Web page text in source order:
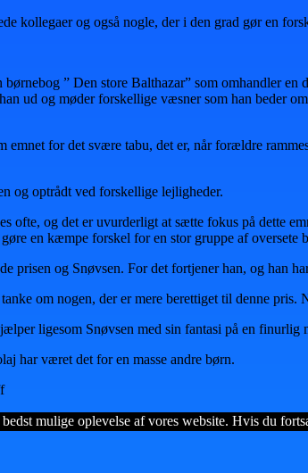
kollegaer og også nogle, der i den grad gør en
” Den store Balthazar” som omhandler
ud og møder forskellige væsner som han
emnet for det svære tabu, det er, når forældre
og optrådt ved forskellige lejligheder.
ofte, og det er uvurderligt at sætte fokus på dette
en kæmpe forskel for en stor gruppe af oversete
prisen og Snøvsen. For det fortjener han, og han
om nogen, der er mere berettiget til denne
ligesom Snøvsen med sin fantasi på en
har været det for en masse andre børn.
mulige oplevelse af vores website. Hvis du